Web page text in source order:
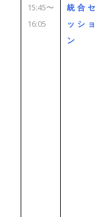
15:45〜
16:05
統合セ
ッショ
ン